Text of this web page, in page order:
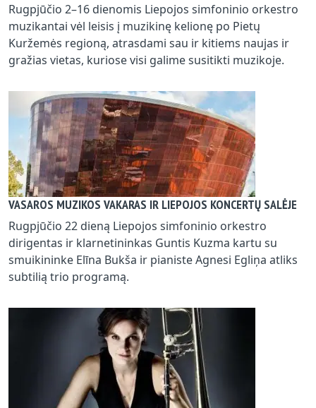
Rugpjūčio 2–16 dienomis Liepojos simfoninio orkestro
muzikantai vėl leisis į muzikinę kelionę po Pietų
Kuržemės regioną, atrasdami sau ir kitiems naujas ir
gražias vietas, kuriose visi galime susitikti muzikoje.
VASAROS MUZIKOS VAKARAS IR LIEPOJOS KONCERTŲ SALĖJE
Rugpjūčio 22 dieną Liepojos simfoninio orkestro
dirigentas ir klarnetininkas Guntis Kuzma kartu su
smuikininke Elīna Bukša ir pianiste Agnesi Egliņa atliks
subtilią trio programą.